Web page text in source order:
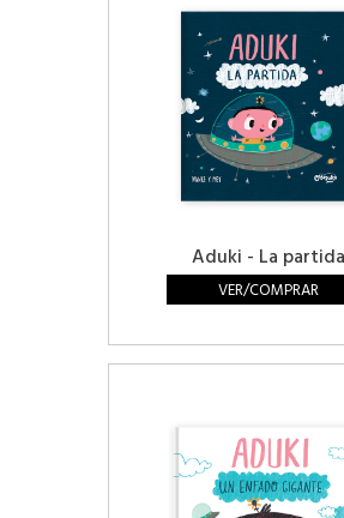
Aduki - La partida
VER/COMPRAR